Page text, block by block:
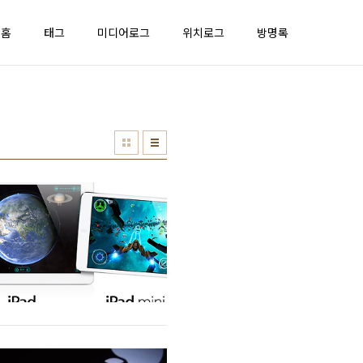
홈 태그 미디어로그 위치로그 방명록